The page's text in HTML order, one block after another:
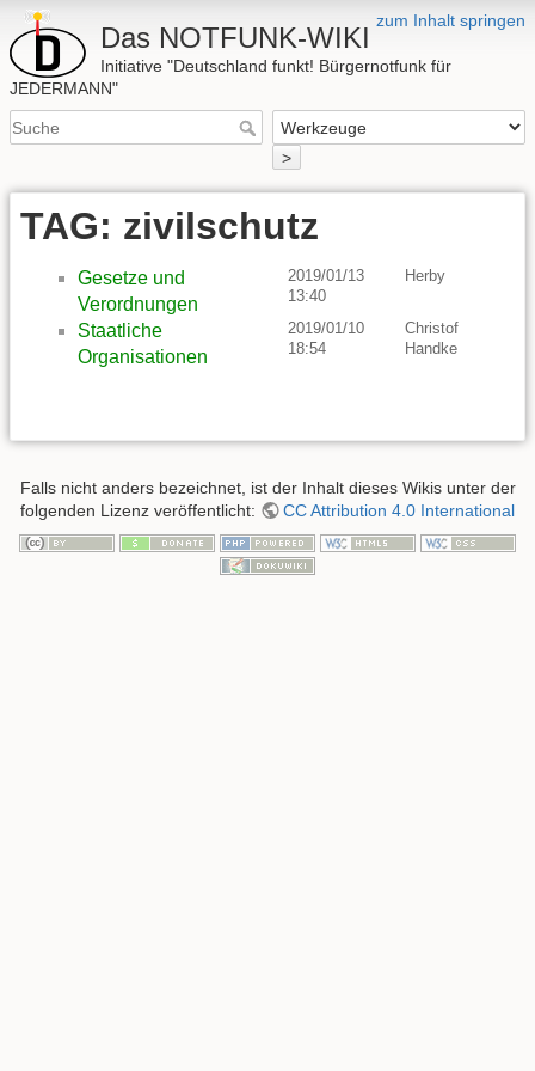
zum Inhalt springen
Das NOTFUNK-WIKI
Initiative "Deutschland funkt! Bürgernotfunk für
JEDERMANN"
>
TAG: zivilschutz
Gesetze und
Verordnungen
2019/01/13
13:40
Herby
Staatliche
Organisationen
2019/01/10
18:54
Christof
Handke
Falls nicht anders bezeichnet, ist der Inhalt dieses Wikis unter der
folgenden Lizenz veröffentlicht:
CC Attribution 4.0 International